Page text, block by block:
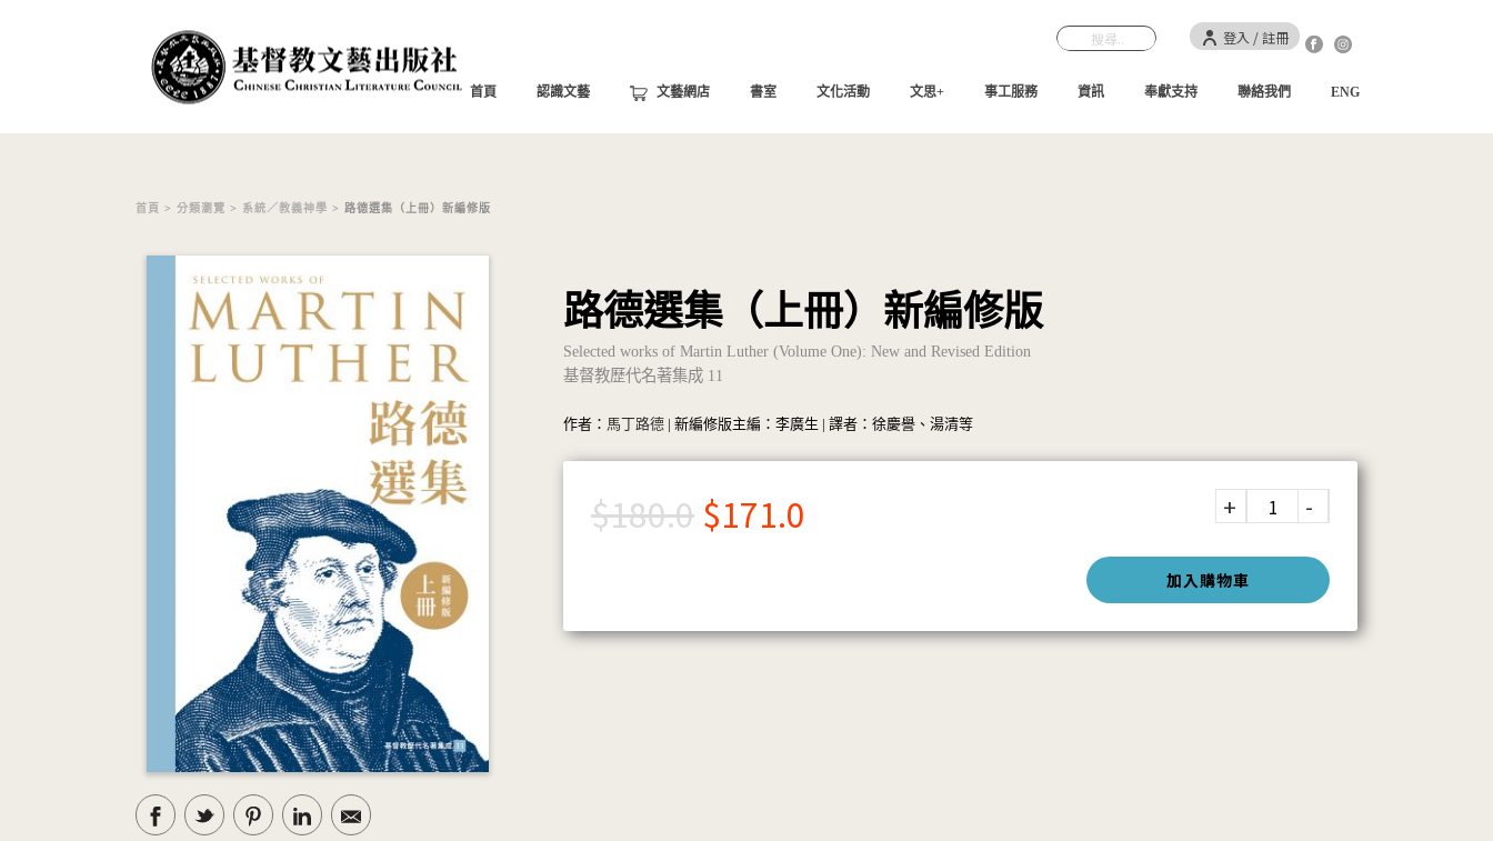
登入 / 註冊
首頁 認識文藝 文藝網店 書室 文化活動 文思+ 事工服務 資訊 奉獻支持 聯絡我們 ENG
首頁 > 分類瀏覽 > 系統／教義神學 > 路德選集（上冊）新編修版
路德選集（上冊）新編修版
Selected works of Martin Luther (Volume One): New and Revised Edition
基督教歷代名著集成 11
作者： 馬丁路德 | 新編修版主編：李廣生 | 譯者：徐慶譽、湯清等
加入購物車
$180.0 $171.0